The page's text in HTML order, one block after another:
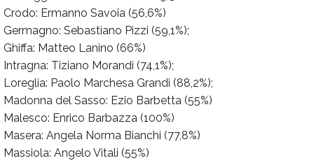
Crodo: Ermanno Savoia (56,6%)
Germagno: Sebastiano Pizzi (59,1%);
Ghiffa: Matteo Lanino (66%)
Intragna: Tiziano Morandi (74,1%);
Loreglia: Paolo Marchesa Grandi (88,2%);
Madonna del Sasso: Ezio Barbetta (55%)
Malesco: Enrico Barbazza (100%)
Masera: Angela Norma Bianchi (77,8%)
Massiola: Angelo Vitali (55%)